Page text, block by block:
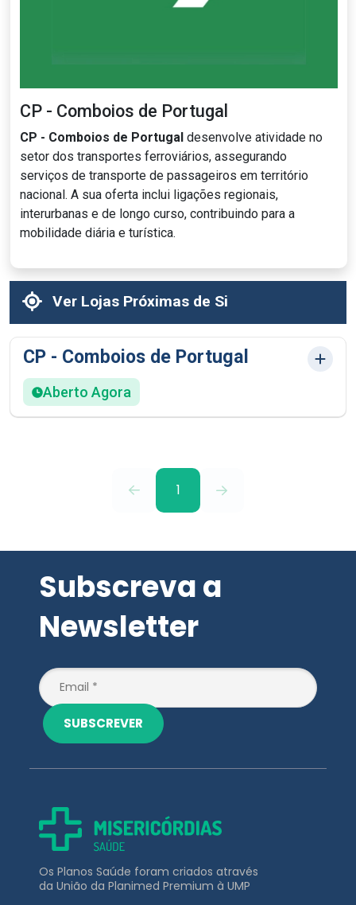
CP - Comboios de Portugal
CP - Comboios de Portugal desenvolve atividade no
setor dos transportes ferroviários, assegurando
serviços de transporte de passageiros em território
nacional. A sua oferta inclui ligações regionais,
interurbanas e de longo curso, contribuindo para a
mobilidade diária e turística.
Ver Lojas Próximas de Si
CP - Comboios de Portugal
Aberto Agora
1
Subscreva a
Newsletter
SUBSCREVER
Os Planos Saúde foram criados através
da União da Planimed Premium à UMP